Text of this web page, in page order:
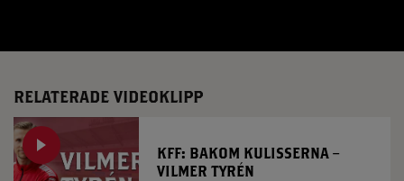
RELATERADE VIDEOKLIPP
KFF: BAKOM KULISSERNA –
VILMER TYRÉN